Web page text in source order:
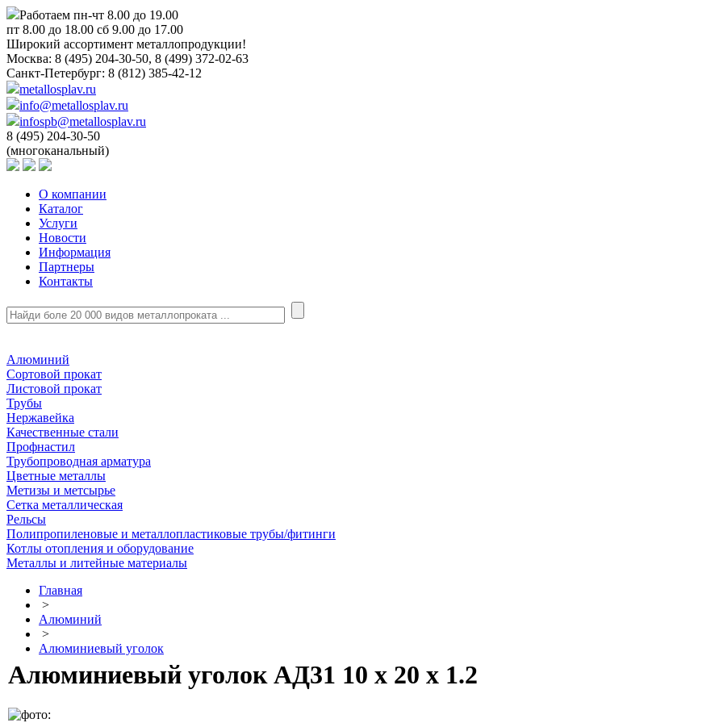
Работаем пн-чт 8.00 до 19.00
пт 8.00 до 18.00 сб 9.00 до 17.00
Широкий ассортимент металлопродукции!
Москва: 8 (495) 204-30-50, 8 (499) 372-02-63
Санкт-Петербург: 8 (812) 385-42-12
metallosplav.ru
info@metallosplav.ru
infospb@metallosplav.ru
8 (495) 204-30-50
(многоканальный)
О компании
Каталог
Услуги
Новости
Информация
Партнеры
Контакты
Алюминий
Сортовой прокат
Листовой прокат
Трубы
Нержавейка
Качественные стали
Профнастил
Трубопроводная арматура
Цветные металлы
Метизы и метсырье
Сетка металлическая
Рельсы
Полипропиленовые и металлопластиковые трубы/фитинги
Котлы отопления и оборудование
Металлы и литейные материалы
Главная
>
Алюминий
>
Алюминиевый уголок
Алюминиевый уголок АД31 10 х 20 х 1.2